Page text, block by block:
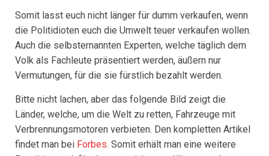
Somit lasst euch nicht länger für dumm verkaufen, wenn
die Politidioten euch die Umwelt teuer verkaufen wollen.
Auch die selbsternannten Experten, welche täglich dem
Volk als Fachleute präsentiert werden, äußern nur
Vermutungen, für die sie fürstlich bezahlt werden.
Bitte nicht lachen, aber das folgende Bild zeigt die
Länder, welche, um die Welt zu retten, Fahrzeuge mit
Verbrennungsmotoren verbieten. Den kompletten Artikel
findet man bei Forbes. Somit erhält man eine weitere